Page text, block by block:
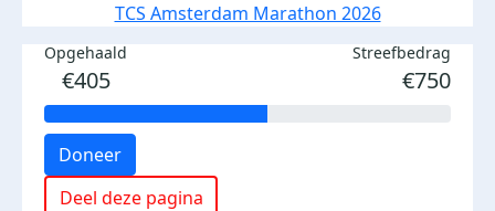
TCS Amsterdam Marathon 2026
Opgehaald
€405
Streefbedrag
€750
Doneer
Deel deze pagina